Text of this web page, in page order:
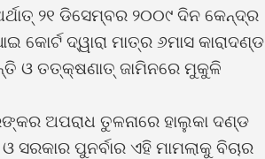
୨୧ ଡିସେମ୍ବର ୨୦୦୯ ଦିନ କେନ୍ଦ୍ର
ଦ୍ୱାରା ମାତ୍ର ୬ମାସ କାରାଦଣ୍ଡ
ଓ ତତ୍କ୍ଷଣାତ୍ ଜାମିନରେ ମୁକୁଳି
ଅପରାଧ ତୁଳନାରେ ହାଲୁକା ଦଣ୍ଡ
ପୁନର୍ବାର ଏହି ମାମଲାକୁ ବିଚାର